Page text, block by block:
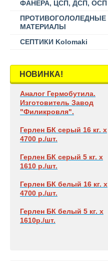
ФАНЕРА, ЦСП, ДСП, ОСП
ПРОТИВОГОЛОЛЕДНЫЕ
МАТЕРИАЛЫ
СЕПТИКИ Kolomaki
НОВИНКА!
Аналог Гермобутила.
Изготовитель Завод
"Филикровля".
Герлен БК серый 16 кг. х
4700 р./шт.
Герлен БК серый 5 кг. х
1610 р./шт.
Герлен БК белый 16 кг. х
4700 р./шт.
Герлен БК белый 5 кг. х
1610р./шт.